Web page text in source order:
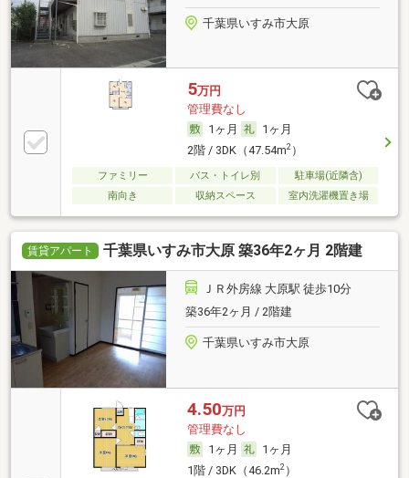
千葉県いすみ市大原
5万円
管理費なし
1ヶ月
1ヶ月
2階 / 3DK（47.54m2）
ファミリー バス・トイレ別
駐車場(近隣含)
南向き
収納スペース 室内洗濯機置き場
賃貸アパート 千葉県いすみ市大原 築36年2ヶ月 2階建
ＪＲ外房線 大原駅 徒歩10分
築36年2ヶ月 / 2階建
千葉県いすみ市大原
4.50万円
管理費なし
1ヶ月
1ヶ月
1階 / 3DK（46.2m2）